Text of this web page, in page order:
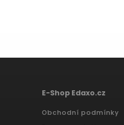
E-Shop Edaxo.cz
Obchodní podmínky